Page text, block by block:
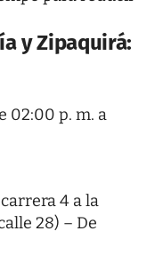
y Zipaquirá:
02:00 p. m. a
4 a la
28) – De